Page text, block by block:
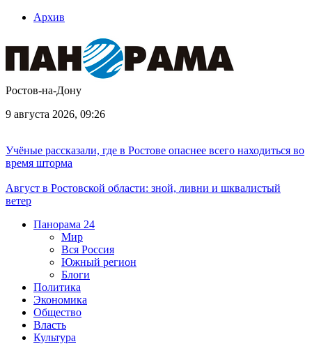
Архив
Ростов-на-Дону
9 августа 2026, 09:26
Учёные рассказали, где в Ростове опаснее всего находиться во
время шторма
Август в Ростовской области: зной, ливни и шквалистый
ветер
Панорама 24
Мир
Вся Россия
Южный регион
Блоги
Политика
Экономика
Общество
Власть
Культура